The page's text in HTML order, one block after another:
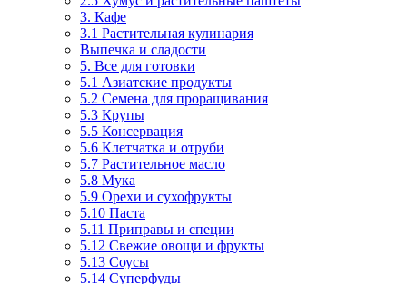
3. Кафе
3.1 Растительная кулинария
Выпечка и сладости
5. Все для готовки
5.1 Азиатские продукты
5.2 Семена для проращивания
5.3 Крупы
5.5 Консервация
5.6 Клетчатка и отруби
5.7 Растительное масло
5.8 Мука
5.9 Орехи и сухофрукты
5.10 Паста
5.11 Приправы и специи
5.12 Свежие овощи и фрукты
5.13 Соусы
5.14 Суперфуды